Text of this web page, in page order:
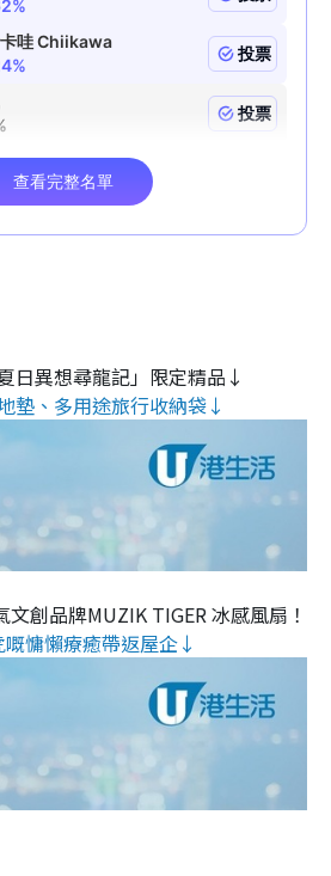
日異想尋龍記」限定精品↓
墊、多用途旅行收納袋↓
文創品牌MUZIK TIGER 冰感風扇！
慵懶療癒帶返屋企↓